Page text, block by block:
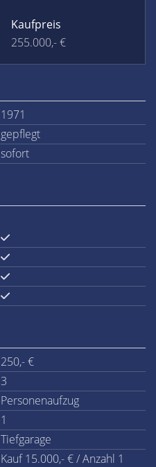
Kaufpreis
255.000,- €
1971
gepflegt
sofort
250,- €
3
Personenaufzug
1
Tiefgarage
Kauf 15.000,- € / Anzahl 1